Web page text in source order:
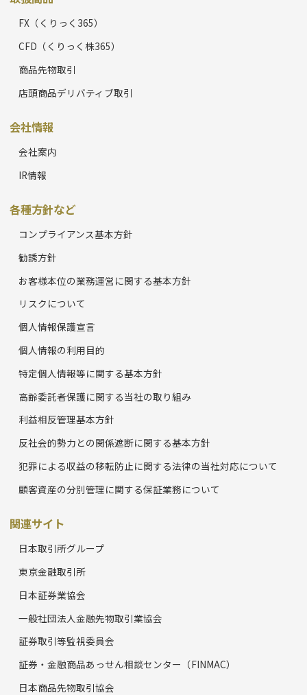
FX（くりっく365）
CFD（くりっく株365）
商品先物取引
店頭商品デリバティブ取引
会社情報
会社案内
IR情報
各種方針など
コンプライアンス基本方針
勧誘方針
お客様本位の業務運営に関する基本方針
リスクについて
個人情報保護宣言
個人情報の利用目的
特定個人情報等に関する基本方針
高齢委託者保護に関する当社の取り組み
利益相反管理基本方針
反社会的勢力との関係遮断に関する基本方針
犯罪による収益の移転防止に関する法律の当社対応について
顧客資産の分別管理に関する保証業務について
関連サイト
日本取引所グループ
東京金融取引所
日本証券業協会
一般社団法人金融先物取引業協会
証券取引等監視委員会
証券・金融商品あっせん相談センター（FINMAC）
日本商品先物取引協会